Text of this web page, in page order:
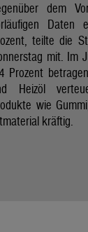
dem
Daten
teilte die
mit. Im
Prozent
Heizöl
wie
kräftig.